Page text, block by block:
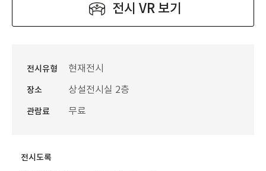
전시 VR 보기
전시유형 현재전시
장소 상설전시실 2층
관람료 무료
전시도록